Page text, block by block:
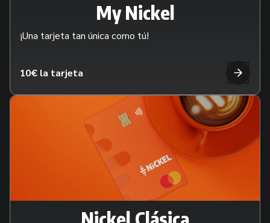
My Nickel
¡Una tarjeta tan única como tú!
10€ la tarjeta